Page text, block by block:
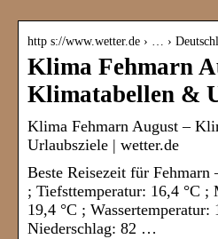
http s://www.wetter.de › … ›
Klima Fehmarn
Klimatabellen &
Klima Fehmarn August –
Urlaubsziele | wetter.de
Beste Reisezeit für
; Tiefsttemperatur: 16,4 °C ;
19,4 °C ;
Niederschlag: 82 …